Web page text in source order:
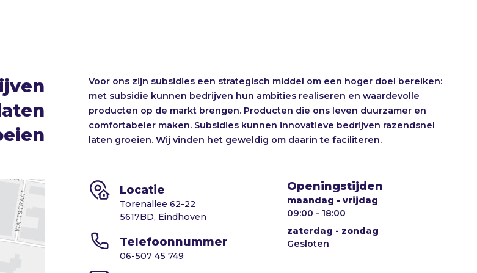
Voor ons zijn subsidies een strategisch middel om een hoger doel bereiken:
met subsidie kunnen bedrijven hun ambities realiseren en waardevolle
producten op de markt brengen. Producten die ons leven duurzamer en
comfortabeler maken. Subsidies kunnen innovatieve bedrijven razendsnel
laten groeien. Wij vinden het geweldig om daarin te faciliteren.
Locatie
Torenallee 62-22
5617BD, Eindhoven
Telefoonnummer
06-507 45 749
Openingstijden
maandag - vrijdag
09:00 - 18:00
zaterdag - zondag
Gesloten